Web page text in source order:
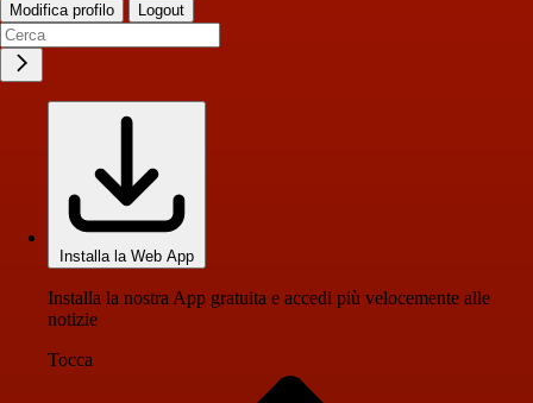
Modifica profilo Logout
Installa la Web App
Installa la nostra App gratuita e accedi più velocemente alle
notizie
Tocca